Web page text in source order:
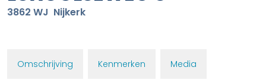
3862 WJ Nijkerk
Omschrijving Kenmerken Media